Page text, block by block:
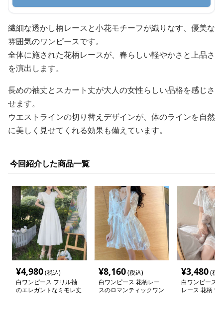
繊細な透かし柄レースと小花モチーフが織りなす、優美な
雰囲気のワンピースです。
全体に施された花柄レースが、春らしい軽やかさと上品さ
を演出します。
長めの袖丈とスカート丈が大人の女性らしい品格を感じさ
せます。
ウエストラインの切り替えデザインが、体のラインを自然
に美しく見せてくれる効果も備えています。
今回紹介した商品一覧
¥4,980(税込)
白ワンピース フリル袖
のエレガントなミモレ丈
¥8,160(税込)
白ワンピース 花柄レー
スのロマンティックワン
¥3,480(税
白ワンピース
レース 花柄 ワ